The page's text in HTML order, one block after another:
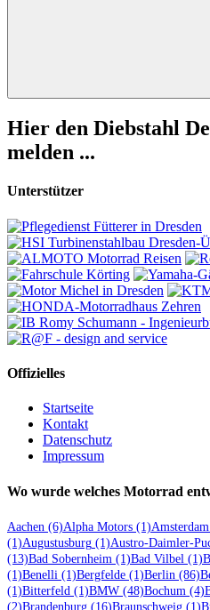
Suchen
Hier den Diebstahl
melden ...
Unterstützer
Offizielles
Startseite
Kontakt
Datenschutz
Impressum
Wo wurde welches Motorrad
Aachen (6)Alpha Motors (1)Amsterdam
(1)Augustusburg (1)Austro-Daimler-
(13)Bad Sobernheim (1)Bad Vilbel (1)
(1)Benelli (1)Bergfelde (1)Berlin (86)
(1)Bitterfeld (1)BMW (48)Bochum (4)
(2)Brandenburg (16)Braunschweig (1)